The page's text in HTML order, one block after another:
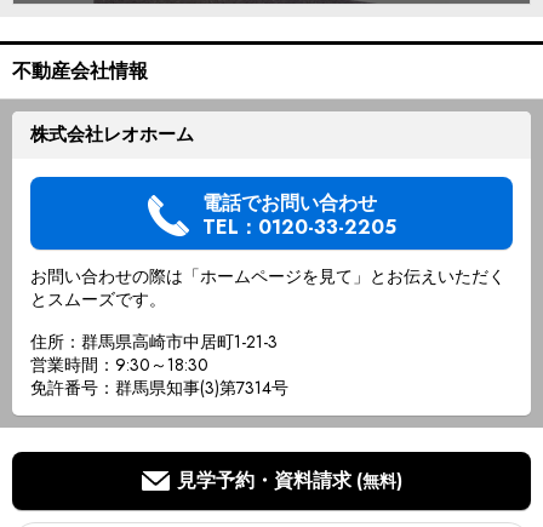
不動産会社情報
株式会社レオホーム
電話でお問い合わせ
TEL：0120-33-2205
お問い合わせの際は「ホームページを見て」とお伝えいただく
とスムーズです。
住所：群馬県高崎市中居町1-21-3
営業時間：9:30～18:30
免許番号：群馬県知事(3)第7314号
見学予約・資料請求 (無料)